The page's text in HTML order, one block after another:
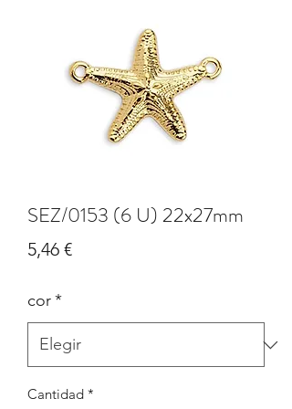
SEZ/0153 (6 U) 22x27mm
5,46 €Precio
cor*
Cantidad *